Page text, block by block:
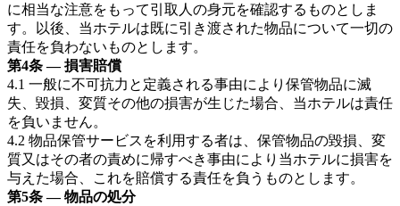
に相当な注意をもって引取人の身元を確認するものとしま
す。以後、当ホテルは既に引き渡された物品について一切の
責任を負わないものとします。
第4条 — 損害賠償
4.1 一般に不可抗力と定義される事由により保管物品に滅
失、毀損、変質その他の損害が生じた場合、当ホテルは責任
を負いません。
4.2 物品保管サービスを利用する者は、保管物品の毀損、変
質又はその者の責めに帰すべき事由により当ホテルに損害を
与えた場合、これを賠償する責任を負うものとします。
第5条 — 物品の処分